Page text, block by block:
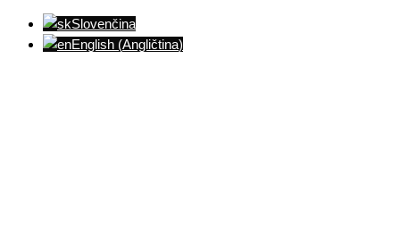
Slovenčina
English (Angličtina)